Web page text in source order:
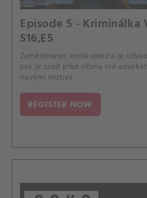
Episode 5 - Kriminálka
S16,E5
Zaměstnanec knihkupectví je
pak je zabit před očima své
novými motivy.
REGISTER NOW